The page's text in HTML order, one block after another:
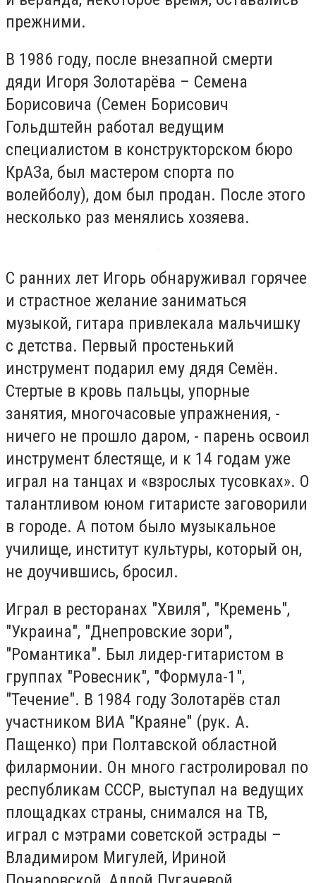
прежними.
В 1986 году, после внезапной смерти
дяди Игоря Золотарёва – Семена
Борисовича (Семен Борисович
Гольдштейн работал ведущим
специалистом в конструкторском бюро
КрАЗа, был мастером спорта по
волейболу), дом был продан. После этого
несколько раз менялись хозяева.
С ранних лет Игорь обнаруживал горячее
и страстное желание заниматься
музыкой, гитара привлекала мальчишку
с детства. Первый простенький
инструмент подарил ему дядя Семён.
Стертые в кровь пальцы, упорные
занятия, многочасовые упражнения, -
ничего не прошло даром, - парень освоил
инструмент блестяще, и к 14 годам уже
играл на танцах и «взрослых тусовках». О
талантливом юном гитаристе заговорили
в городе. А потом было музыкальное
училище, институт культуры, который он,
не доучившись, бросил.
Играл в ресторанах "Хвиля", "Кремень",
"Украина", "Днепровские зори",
"Романтика". Был лидер-гитаристом в
группах "Ровесник", "Формула-1",
"Течение". В 1984 году Золотарёв стал
участником ВИА "Краяне" (рук. А.
Пащенко) при Полтавской областной
филармонии. Он много гастролировал по
республикам СССР, выступал на ведущих
площадках страны, снимался на ТВ,
играл с мэтрами советской эстрады –
Владимиром Мигулей, Ириной